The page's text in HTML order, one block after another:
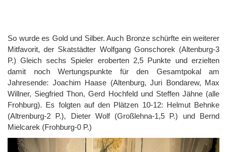
So wurde es Gold und Silber. Auch Bronze schürfte ein weiterer
Mitfavorit, der Skatstädter Wolfgang Gonschorek (Altenburg-3
P.) Gleich sechs Spieler eroberten 2,5 Punkte und erzielten
damit noch Wertungspunkte für den Gesamtpokal am
Jahresende: Joachim Haase (Altenburg, Juri Bondarew, Max
Willner, Siegfried Thon, Gerd Hochfeld und Steffen Jähne (alle
Frohburg). Es folgten auf den Plätzen 10-12: Helmut Behnke
(Altrenburg-2 P.), Dieter Wolf (Großlehna-1,5 P.) und Bernd
Mielcarek (Frohburg-0 P.)